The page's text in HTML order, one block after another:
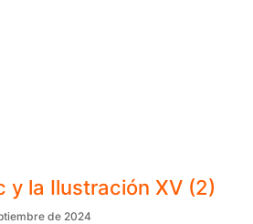
y la Ilustración XV (2)
de 2024